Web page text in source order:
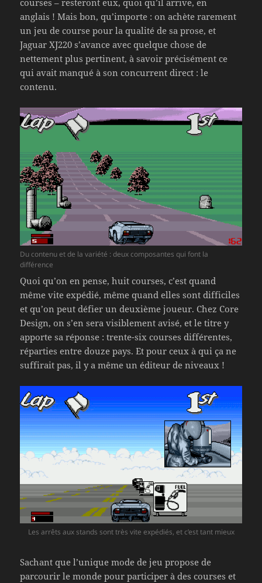
anglais ! Mais bon, qu’importe : on achète rarement
un jeu de course pour la qualité de sa prose, et
Jaguar XJ220 s’avance avec quelque chose de
nettement plus pertinent, à savoir précisément ce
qui avait manqué à son concurrent direct : le
contenu.
Du contenu et de la variété : deux composantes qui font la
différence
Quoi qu’on en pense, huit courses, c’est quand
même vite expédié, même quand elles sont difficiles
et qu’on peut défier un deuxième joueur. Chez Core
Design, on s’en sera visiblement avisé, et le titre y
apporte sa réponse : trente-six courses différentes,
réparties entre douze pays. Et pour ceux à qui ça ne
suffirait pas, il y a même un éditeur de niveaux !
Les arrêts aux stands sont très vite expédiés, et c’est tant mieux
Sachant que l’unique mode de jeu propose de
parcourir le monde pour participer à des courses et